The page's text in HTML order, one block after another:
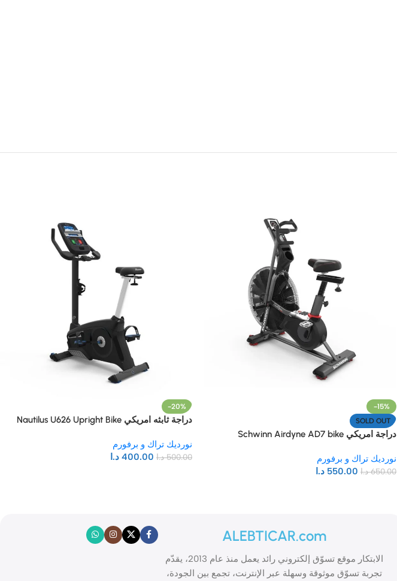
-15%
SOLD OUT
دراجة امريكي Schwinn Airdyne AD7 bike
نورديك تراك و برفورم
650.00 د.ا 550.00 د.ا
-20%
دراجة ثابثه امريكي Nautilus U626 Upright Bike
نورديك تراك و برفورم
500.00 د.ا 400.00 د.ا
ALEBTICAR.com
الابتكار موقع تسوّق إلكتروني رائد يعمل منذ عام 2013، يقدّم
تجربة تسوّق موثوقة وسهلة عبر الإنترنت، تجمع بين الجودة،